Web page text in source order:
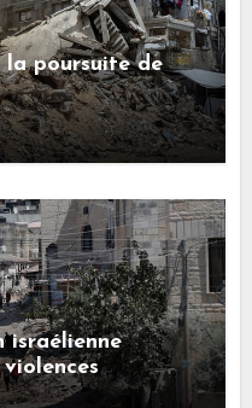
la poursuite de
israélienne